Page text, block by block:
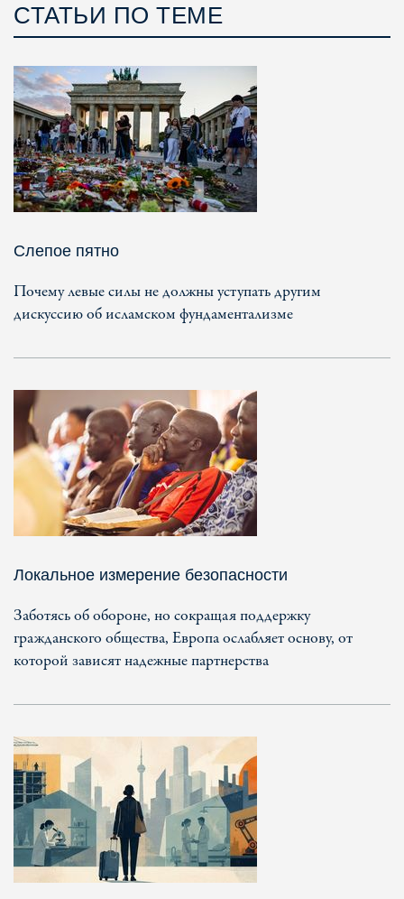
СТАТЬИ ПО ТЕМЕ
Слепое пятно
Почему левые силы не должны уступать другим
дискуссию об исламском фундаментализме
Локальное измерение безопасности
Заботясь об обороне, но сокращая поддержку
гражданского общества, Европа ослабляет основу, от
которой зависят надежные партнерства